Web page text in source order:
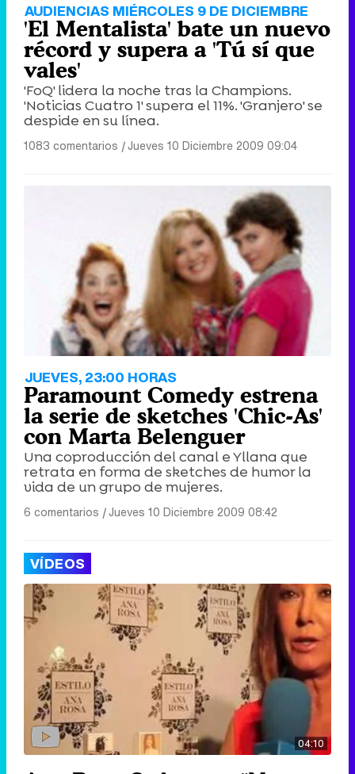
AUDIENCIAS MIÉRCOLES 9 DE DICIEMBRE
'El Mentalista' bate un nuevo
récord y supera a 'Tú sí que
vales'
'FoQ' lidera la noche tras la Champions.
'Noticias Cuatro 1' supera el 11%. 'Granjero' se
despide en su línea.
1083 comentarios |Jueves 10 Diciembre 2009 09:04
JUEVES, 23:00 HORAS
Paramount Comedy estrena
la serie de sketches 'Chic-As'
con Marta Belenguer
Una coproducción del canal e Yllana que
retrata en forma de sketches de humor la
vida de un grupo de mujeres.
6 comentarios |Jueves 10 Diciembre 2009 08:42
VÍDEOS
04:10